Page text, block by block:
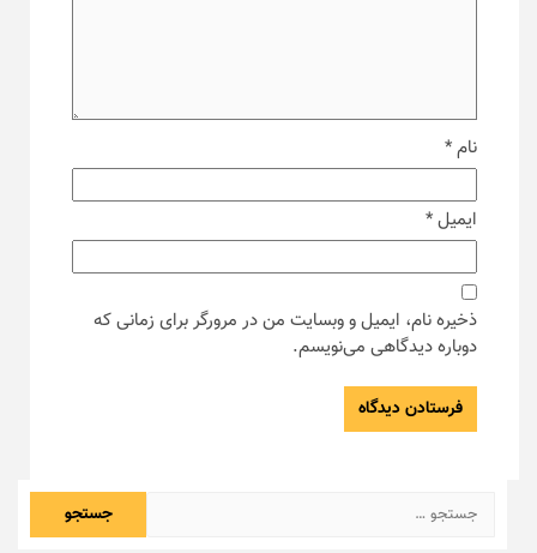
نام*
ایمیل*
ذخیره نام، ایمیل و وبسایت من در مرورگر برای زمانی که
دوباره دیدگاهی می‌نویسم.
جستجو
برای: